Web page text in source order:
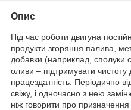
Опис
Під час роботи двигуна
продукти згоряння палива,
добавки (наприклад, сполуки
оливи – підтримувати чистоту
працездатність. Періодично
свіжу, і одночасно з нею
ніж говорити про